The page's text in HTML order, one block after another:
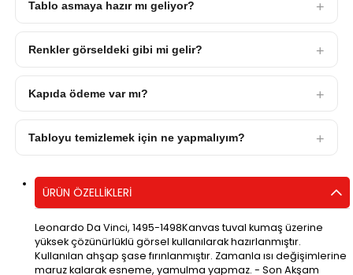
Tablo asmaya hazır mı geliyor?
Renkler görseldeki gibi mi gelir?
Kapıda ödeme var mı?
Tabloyu temizlemek için ne yapmalıyım?
ÜRÜN ÖZELLIKLERI
Leonardo Da Vinci, 1495-1498Kanvas tuval kumaş üzerine
yüksek çözünürlüklü görsel kullanılarak hazırlanmıştır.
Kullanılan ahşap şase fırınlanmıştır. Zamanla ısı değişimlerine
maruz kalarak esneme, yamulma yapmaz. - Son Akşam